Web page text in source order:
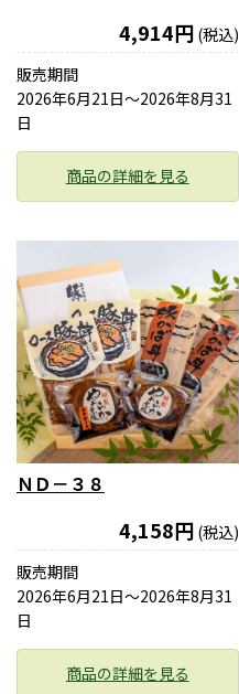
4,914円 (税込)
販売期間
2026年6月21日〜2026年8月31
日
商品の詳細を見る
ＮＤ－３８
4,158円 (税込)
販売期間
2026年6月21日〜2026年8月31
日
商品の詳細を見る